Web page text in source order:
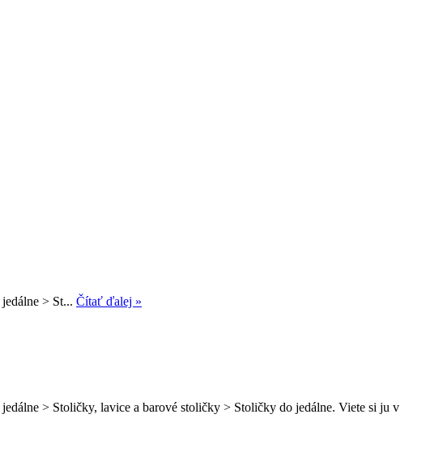
> St... Čítať ďalej »
> Stoličky, lavice a barové stoličky > Stoličky do jedálne. Viete si ju v